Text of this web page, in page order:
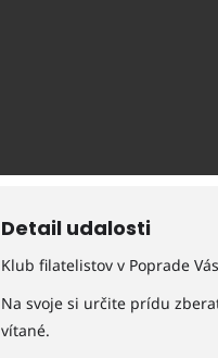
Detail udalosti
Klub filatelistov v Poprade
Na svoje si určite prídu
vítané.